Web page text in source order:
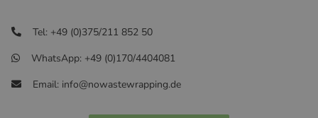
Tel: +49 (0)375/211 852 50
WhatsApp: +49 (0)170/4404081
Email: info@nowastewrapping.de